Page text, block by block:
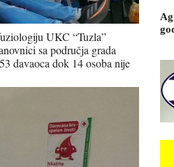
UKC “Tuzla”
sa područja grada
davaoca dok 14 osoba nije